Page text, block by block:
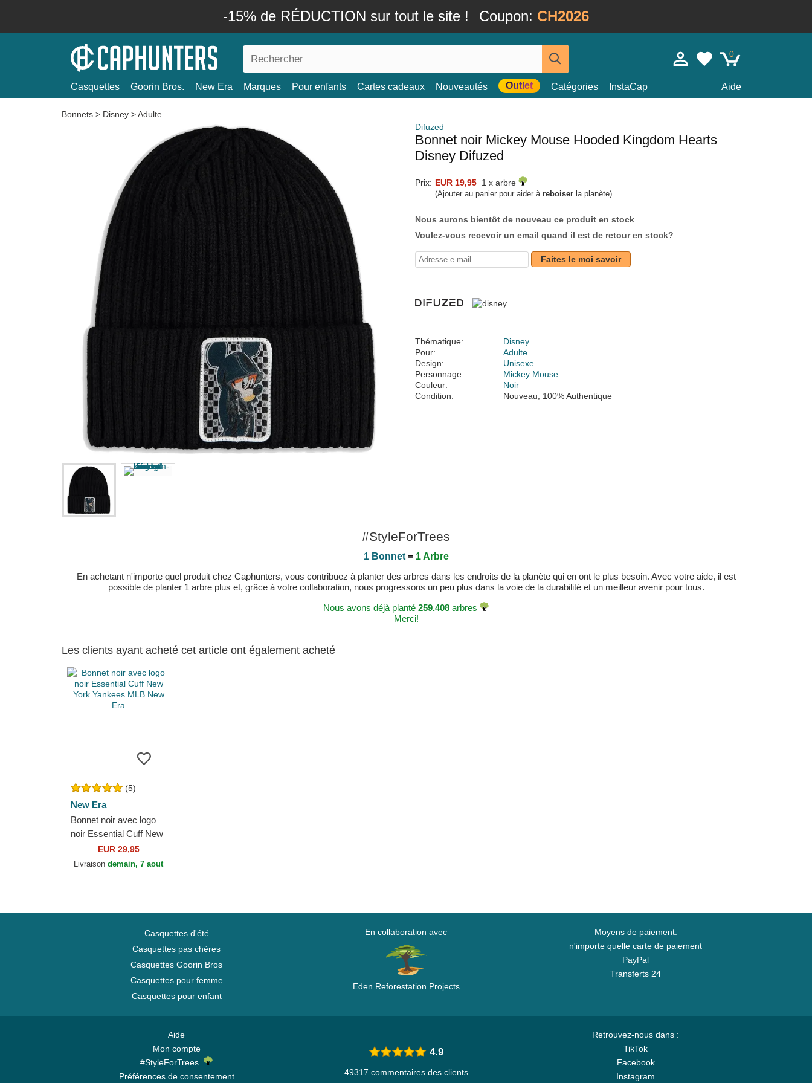
-15% de RÉDUCTION sur tout le site ! Coupon: CH2026
0
Casquettes Goorin Bros. New Era Marques Pour enfants Cartes cadeaux Nouveautés Outlet Catégories InstaCap Aide
Bonnets > Disney >Adulte
Difuzed
Bonnet noir Mickey Mouse Hooded Kingdom Hearts
Disney Difuzed
Prix: EUR 19,95 1 x arbre
(Ajouter au panier pour aider à reboiser la planète)
Nous aurons bientôt de nouveau ce produit en stock
Voulez-vous recevoir un email quand il est de retour en stock?
Faites le moi savoir
Thématique:
Disney
Pour:
Adulte
Design:
Unisexe
Personnage:
Mickey Mouse
Couleur:
Noir
Condition:
Nouveau; 100% Authentique
#StyleForTrees
1 Bonnet= 1 Arbre
En achetant n'importe quel produit chez Caphunters, vous contribuez à planter des arbres dans les endroits de la planète qui en ont le plus besoin. Avec votre aide, il est
possible de planter 1 arbre plus et, grâce à votre collaboration, nous progressons un peu plus dans la voie de la durabilité et un meilleur avenir pour tous.
Nous avons déjà planté 259.408 arbres
Merci!
Les clients ayant acheté cet article ont également acheté
(5)
New Era
Bonnet noir avec logo
noir Essential Cuff New
York Yankees MLB
New Era
EUR 29,95
Livraisondemain, 7 aout
Casquettes d'été
Casquettes pas chères
Casquettes Goorin Bros
Casquettes pour femme
Casquettes pour enfant
En collaboration avec
Eden Reforestation Projects
Moyens de paiement:
n'importe quelle carte de paiement
PayPal
Transferts 24
Aide
Mon compte
#StyleForTrees
Préférences de consentement
Retrouvez-nous dans :
TikTok
Facebook
Instagram
4.9
49317 commentaires des clients